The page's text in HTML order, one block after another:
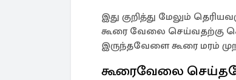
இது குறித்து மேலும்
கூரை வேலை செய்வதற்கு
இருந்தவேளை கூரை மரம்
கூரைவேலை